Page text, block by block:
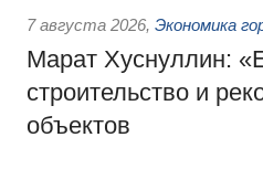
7 августа 2026, Экономика
Марат Хуснуллин:
строительство и
объектов